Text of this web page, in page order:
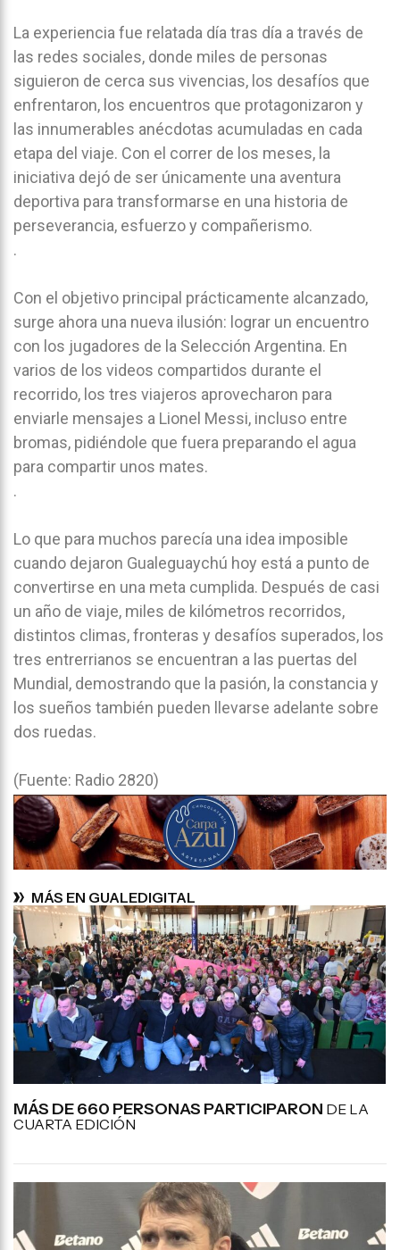
La experiencia fue relatada día tras día a través de
las redes sociales, donde miles de personas
siguieron de cerca sus vivencias, los desafíos que
enfrentaron, los encuentros que protagonizaron y
las innumerables anécdotas acumuladas en cada
etapa del viaje. Con el correr de los meses, la
iniciativa dejó de ser únicamente una aventura
deportiva para transformarse en una historia de
perseverancia, esfuerzo y compañerismo.
.
Con el objetivo principal prácticamente alcanzado,
surge ahora una nueva ilusión: lograr un encuentro
con los jugadores de la Selección Argentina. En
varios de los videos compartidos durante el
recorrido, los tres viajeros aprovecharon para
enviarle mensajes a Lionel Messi, incluso entre
bromas, pidiéndole que fuera preparando el agua
para compartir unos mates.
.
Lo que para muchos parecía una idea imposible
cuando dejaron Gualeguaychú hoy está a punto de
convertirse en una meta cumplida. Después de casi
un año de viaje, miles de kilómetros recorridos,
distintos climas, fronteras y desafíos superados, los
tres entrerrianos se encuentran a las puertas del
Mundial, demostrando que la pasión, la constancia y
los sueños también pueden llevarse adelante sobre
dos ruedas.
(Fuente: Radio 2820)
MÁS EN GUALEDIGITAL
MÁS DE 660 PERSONAS PARTICIPARON DE LA
CUARTA EDICIÓN